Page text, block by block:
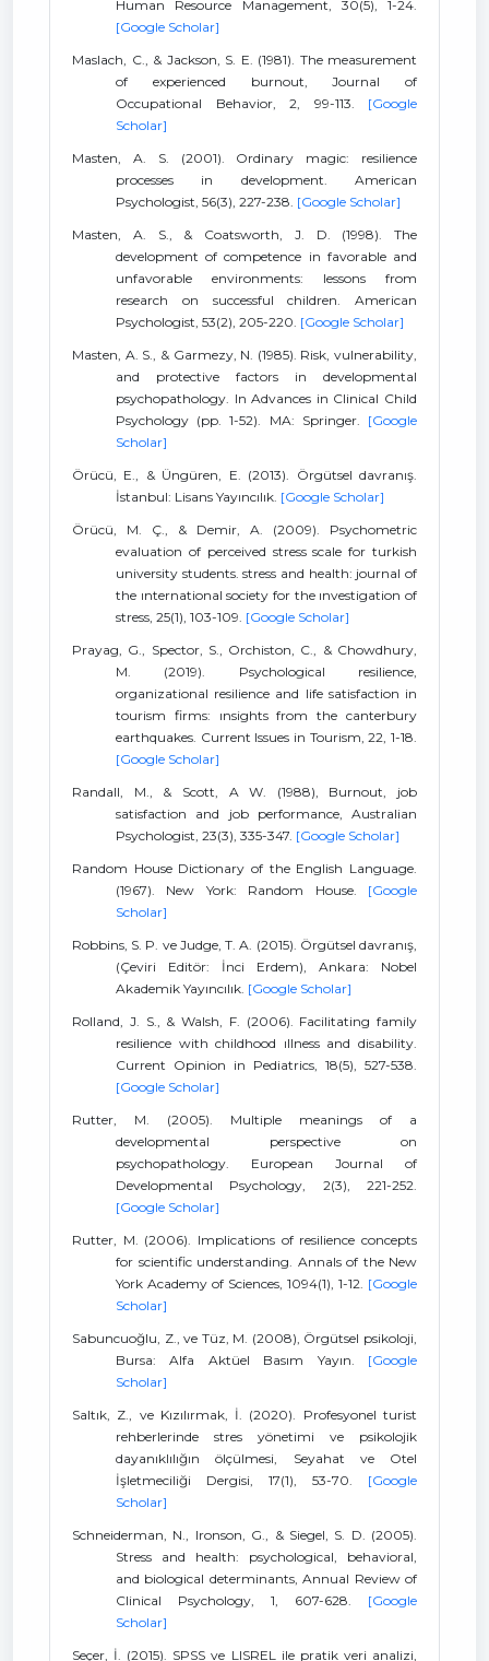
Human Resource Management, 30(5), 1-24.
[Google Scholar]
Maslach, C., & Jackson, S. E. (1981). The measurement
of experienced burnout, Journal of
Occupational Behavior, 2, 99-113. [Google
Scholar]
Masten, A. S. (2001). Ordinary magic: resilience
processes in development. American
Psychologist, 56(3), 227-238. [Google Scholar]
Masten, A. S., & Coatsworth, J. D. (1998). The
development of competence in favorable and
unfavorable environments: lessons from
research on successful children. American
Psychologist, 53(2), 205-220. [Google Scholar]
Masten, A. S., & Garmezy, N. (1985). Risk, vulnerability,
and protective factors in developmental
psychopathology. In Advances in Clinical Child
Psychology (pp. 1-52). MA: Springer. [Google
Scholar]
Örücü, E., & Üngüren, E. (2013). Örgütsel davranış.
İstanbul: Lisans Yayıncılık. [Google Scholar]
Örücü, M. Ç., & Demir, A. (2009). Psychometric
evaluation of perceived stress scale for turkish
university students. stress and health: journal of
the ınternational society for the ınvestigation of
stress, 25(1), 103-109. [Google Scholar]
Prayag, G., Spector, S., Orchiston, C., & Chowdhury,
M. (2019). Psychological resilience,
organizational resilience and life satisfaction in
tourism firms: ınsights from the canterbury
earthquakes. Current Issues in Tourism, 22, 1-18.
[Google Scholar]
Randall, M., & Scott, A W. (1988), Burnout, job
satisfaction and job performance, Australian
Psychologist, 23(3), 335-347. [Google Scholar]
Random House Dictionary of the English Language.
(1967). New York: Random House. [Google
Scholar]
Robbins, S. P. ve Judge, T. A. (2015). Örgütsel davranış,
(Çeviri Editör: İnci Erdem), Ankara: Nobel
Akademik Yayıncılık. [Google Scholar]
Rolland, J. S., & Walsh, F. (2006). Facilitating family
resilience with childhood ıllness and disability.
Current Opinion in Pediatrics, 18(5), 527-538.
[Google Scholar]
Rutter, M. (2005). Multiple meanings of a
developmental perspective on
psychopathology. European Journal of
Developmental Psychology, 2(3), 221-252.
[Google Scholar]
Rutter, M. (2006). Implications of resilience concepts
for scientific understanding. Annals of the New
York Academy of Sciences, 1094(1), 1-12. [Google
Scholar]
Sabuncuoğlu, Z., ve Tüz, M. (2008), Örgütsel psikoloji,
Bursa: Alfa Aktüel Basım Yayın. [Google
Scholar]
Saltık, Z., ve Kızılırmak, İ. (2020). Profesyonel turist
rehberlerinde stres yönetimi ve psikolojik
dayanıklılığın ölçülmesi, Seyahat ve Otel
İşletmeciliği Dergisi, 17(1), 53-70. [Google
Scholar]
Schneiderman, N., Ironson, G., & Siegel, S. D. (2005).
Stress and health: psychological, behavioral,
and biological determinants, Annual Review of
Clinical Psychology, 1, 607-628. [Google
Scholar]
Seçer, İ. (2015). SPSS ve LISREL ile pratik veri analizi,